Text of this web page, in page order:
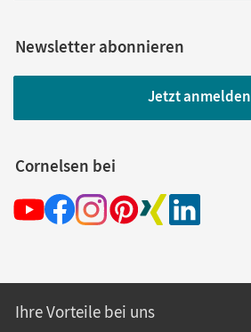
Newsletter abonnieren
Jetzt anmelden
Cornelsen bei
Ihre Vorteile bei uns